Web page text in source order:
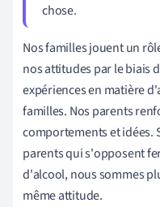
chose.
Nos familles jouent un
nos attitudes par le biais
expériences en matière
familles. Nos parents
comportements et idées.
parents qui s'opposent
d'alcool, nous sommes
même attitude.